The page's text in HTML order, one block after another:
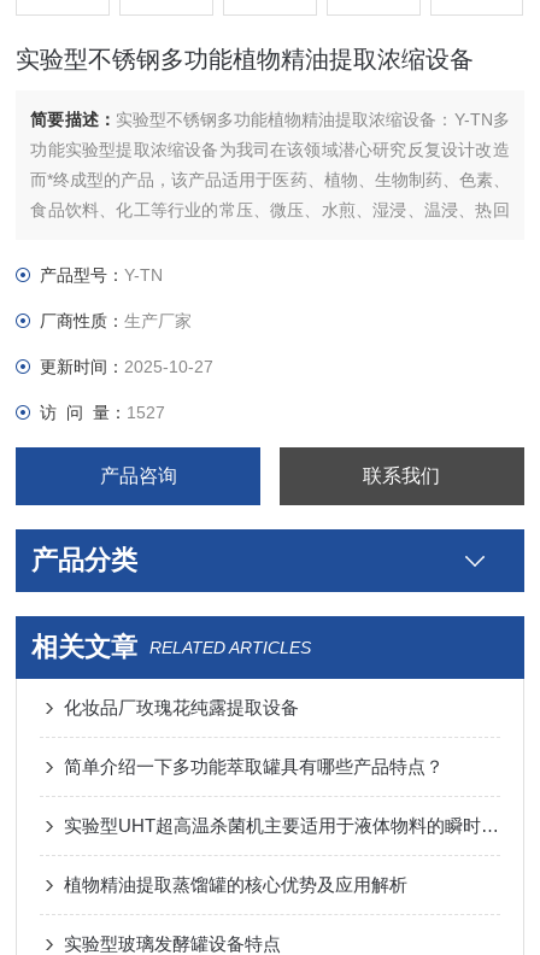
实验型不锈钢多功能植物精油提取浓缩设备
简要描述： 实验型不锈钢多功能植物精油提取浓缩设备：Y-TN多
功能实验型提取浓缩设备为我司在该领域潜心研究反复设计改造
而*终成型的产品，该产品适用于医药、植物、生物制药、色素、
食品饮料、化工等行业的常压、微压、水煎、湿浸、温浸、热回
剂的回收浓缩等多种工艺，符合GMP医药标准
产品型号：Y-TN
厂商性质：生产厂家
更新时间： 2025-10-27
访 问 量： 1527
产品咨询 联系我们
产品分类
相关文章 RELATED ARTICLES
化妆品厂玫瑰花纯露提取设备
简单介绍一下多功能萃取罐具有哪些产品特点？
实验型UHT超高温杀菌机主要适用于液体物料的瞬时灭菌
植物精油提取蒸馏罐的核心优势及应用解析
实验型玻璃发酵罐设备特点